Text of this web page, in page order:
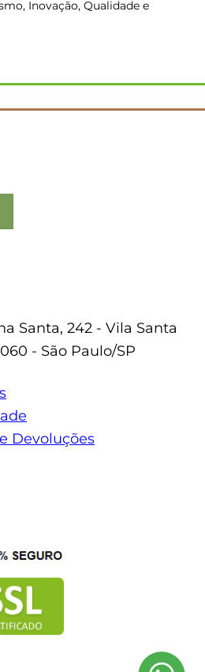
Inovação, Qualidade e
Santa, 242 - Vila Santa
- São Paulo/SP
Devoluções